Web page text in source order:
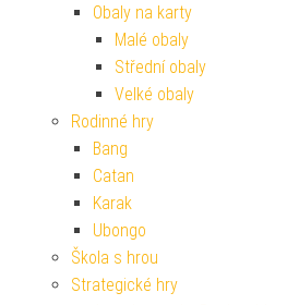
Obaly na karty
Malé obaly
Střední obaly
Velké obaly
Rodinné hry
Bang
Catan
Karak
Ubongo
Škola s hrou
Strategické hry